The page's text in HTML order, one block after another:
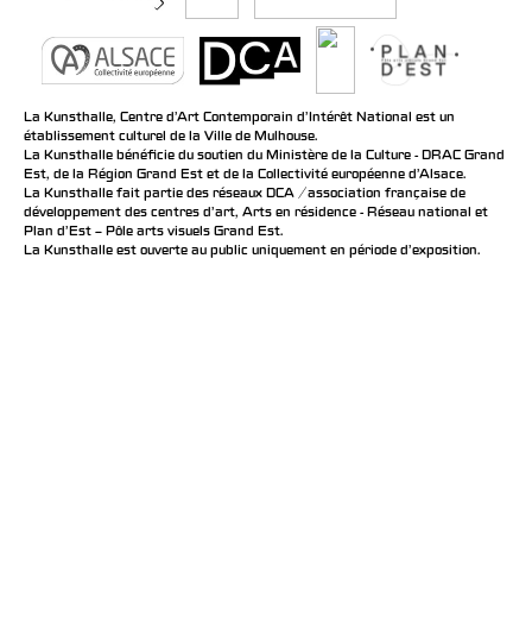
La Kunsthalle, Centre d’Art Contemporain d’Intérêt National est un
établissement culturel de la Ville de Mulhouse.
La Kunsthalle bénéficie du soutien du Ministère de la Culture - DRAC Grand
Est, de la Région Grand Est et de la Collectivité européenne d’Alsace.
La Kunsthalle fait partie des réseaux DCA / association française de
développement des centres d'art, Arts en résidence - Réseau national et
Plan d’Est – Pôle arts visuels Grand Est.
La Kunsthalle est ouverte au public uniquement en période d'exposition.